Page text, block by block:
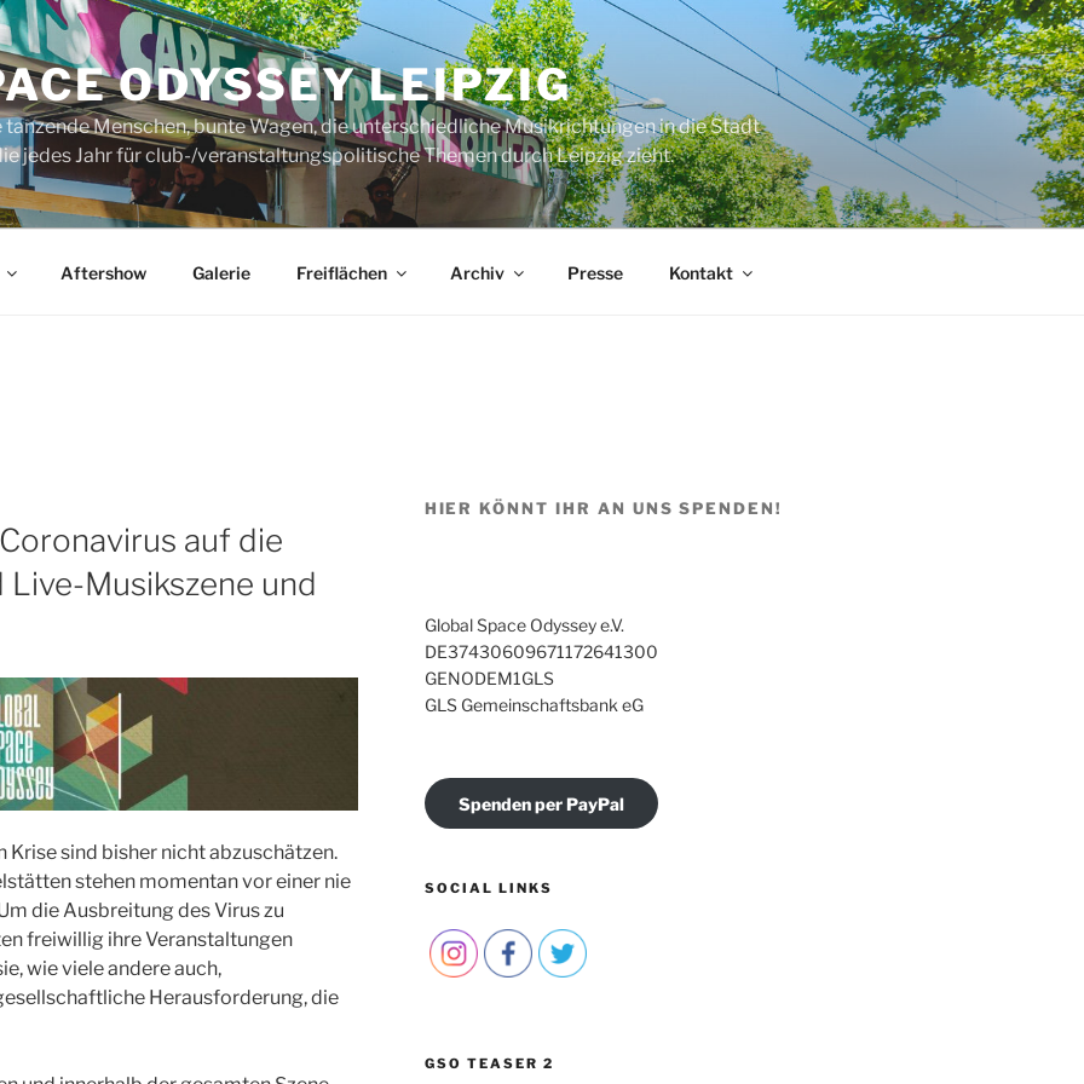
ODYSSEY LEIPZIG
Menschen, bunte Wagen, die unterschiedliche Musikrichtungen in die Stadt
jedes Jahr für club-/veranstaltungspolitische Themen durch Leipzig zieht.
Aftershow Galerie Freiflächen Archiv Presse Kontakt
auf die
Musikszene und
Krise sind bisher nicht abzuschätzen.
stehen momentan vor einer nie
die Ausbreitung des Virus zu
freiwillig ihre Veranstaltungen
wie viele andere auch,
Herausforderung, die
HIER KÖNNT IHR AN UNS SPENDEN!
Global Space Odyssey e.V.
DE37430609671172641300
GENODEM1GLS
GLS Gemeinschaftsbank eG
Spenden per PayPal
SOCIAL LINKS
GSO TEASER 2